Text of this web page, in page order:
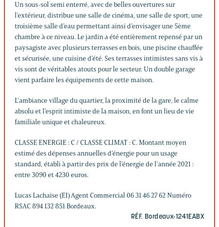
Un sous-sol semi enterré, avec de belles ouvertures sur
l’extérieur, distribue une salle de cinéma, une salle de sport, une
troisième salle d’eau permettant ainsi d’envisager une 5ème
chambre à ce niveau. Le jardin a été entièrement repensé par un
paysagiste avec plusieurs terrasses en bois, une piscine chauffée
et sécurisée, une cuisine d’été. Ses terrasses intimistes sans vis à
vis sont de véritables atouts pour le secteur. Un double garage
vient parfaire les équipements de cette maison.
L’ambiance village du quartier, la proximité de la gare, le calme
absolu et l’esprit intimiste de la maison, en font un lieu de vie
familiale unique et chaleureux.
CLASSE ENERGIE : C / CLASSE CLIMAT : C. Montant moyen
estimé des dépenses annuelles d’énergie pour un usage
standard, établi à partir des prix de l’énergie de l’année 2021 :
entre 3090 et 4230 euros.
Lucas Lachaise (EI) Agent Commercial 06 31 46 27 62 Numéro
RSAC 894 132 851 Bordeaux.
RÉF. Bordeaux-1241EABX